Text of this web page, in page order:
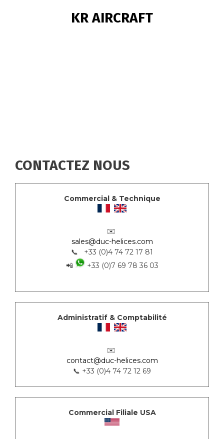
KR AIRCRAFT
CONTACTEZ NOUS
Commercial & Technique
✉️
sales@duc-helices.com
📞 +33 (0)4 74 72 17 81
📲
+33 (0)7 69 78 36 03
Administratif & Comptabilité
✉️
contact@duc-helices.com
📞 +33 (0)4 74 72 12 69
Commercial Filiale USA